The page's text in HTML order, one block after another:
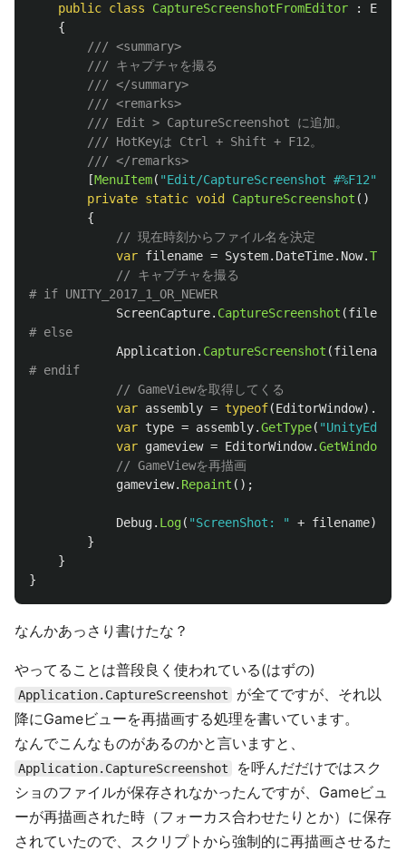
public class CaptureScreenshotFromEditor :
{
/// <summary>
/// キャプチャを撮る
/// </summary>
/// <remarks>
/// Edit > CaptureScreenshot に追加。
/// HotKeyは Ctrl + Shift + F12。
/// </remarks>
[MenuItem( "Edit/CaptureScreenshot #%F12"
private static void CaptureScreenshot ()
{
// 現在時刻からファイル名を決定
var filename = System. DateTime. Now.
// キャプチャを撮る
ScreenCapture. CaptureScreenshot (filename
Application. CaptureScreenshot (filename
// GameViewを取得してくる
var assembly = typeof(EditorWindow).
var type = assembly.GetType(
var gameview = EditorWindow.GetWindow
// GameViewを再描画
gameview. Repaint ();
Debug. Log( "ScreenShot: " + filename);
}
}
}
なんかあっさり書けたな？
やってることは普段良く使われている(はずの)
Application.CaptureScreenshot
が全てですが、それ以
降にGameビューを再描画する処理を書いています。
なんでこんなものがあるのかと言いますと、
Application.CaptureScreenshot
を呼んだだけではスク
ショのファイルが保存されなかったんですが、Gameビュ
ーが再描画された時（フォーカス合わせたりとか）に保存
されていたので、スクリプトから強制的に再描画させるた